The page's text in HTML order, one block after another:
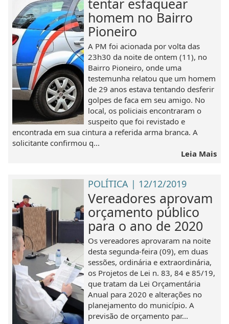
homem no Bairro
Pioneiro
A PM foi acionada por volta das
23h30 da noite de ontem (11), no
Bairro Pioneiro, onde uma
testemunha relatou que um homem
de 29 anos estava tentando desferir
golpes de faca em seu amigo. No
local, os policiais encontraram o
suspeito que foi revistado e
encontrada em sua cintura a referida arma branca. A
solicitante confirmou q...
Leia Mais
POLÍTICA | 12/12/2019
Vereadores aprovam
orçamento público
para o ano de 2020
Os vereadores aprovaram na noite
desta segunda-feira (09), em duas
sessões, ordinária e extraordinária,
os Projetos de Lei n. 83, 84 e 85/19,
que tratam da Lei Orçamentária
Anual para 2020 e alterações no
planejamento do município. A
previsão de orçamento par...